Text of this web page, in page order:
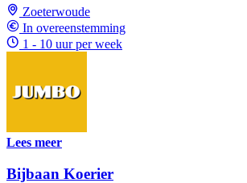
Zoeterwoude
In overeenstemming
1 - 10 uur per week
Lees meer
Bijbaan Koerier